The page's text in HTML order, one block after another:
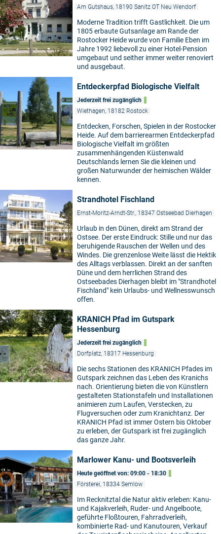
Am Gutshaus, 18190 Sanitz OT Neu Wendorf
Moderne Tradition trifft Gastlichkeit. Die um
1805 erbaute Gutsanlage am Rande der
Rostocker Heide wurde von Familie Eben im
Jahre 1992 liebevoll zu einer Hotel-Pension
umgebaut und seither immer weiter renoviert
und ausgebaut.
Entdeckerpfad Biologische Vielfalt
Jederzeit frei zugänglich
Wiethagen, 18182 Rostock
Entdecken, Forschen, Spielen in der Rostocker
Heide. Auf dem barrierearmen Entdeckerpfad
Biologische Vielfalt im größten
zusammenhängenden Küstenwald
Deutschlands lernen Sie die kleinen und
großen Naturwunder der heimischen Wälder
kennen.
Strandhotel Fischland
Ernst-Moritz-Arndt-Str., 18347 Ostseebad Dierhagen
Urlaub in den Dünen, direkt am Strand der
Ostsee. Der erste Eindruck: Stille und nur das
beruhigende Rauschen der Wellen und des
Windes. Die grenzenlose Weite lässt die Hektik
des Alltags verblassen. Direkt an der sanften
Düne und dem herrlichen Strand des
Ostseebades Dierhagen bleibt im "Strandhotel
Fischland" kein Urlaubs- und Wellnesswunsch
offen.
KRANICH Pfad im Gutspark
Hessenburg
Jederzeit frei zugänglich
Dorfplatz, 18317 Hessenburg
Die sechs Stationen des KRANICH Pfades im
Gutspark zeichnen das Leben des Kranichs
nach. Orientierung bieten die von Künstlern
gestalteten Stationstafeln und Installationen
animieren zum Laufen, Verstecken, zu
Flugversuchen oder zum Kranichtanz. Der
KRANICH Pfad ist immer Ostern bis Oktober
zu erleben, der Gutspark ist frei zugänglich
das ganze Jahr.
Marlower Kanu- und Bootsverleih
Heute geöffnet von: 09:00 - 18:30
Försterei, 18334 Semlow
Im Recknitztal die Natur aktiv erleben: Kanu-
und Kajakverleih, Ruder- und Angelboote,
geführte Floßtouren, Fahrradverleih,
kombinierte Rad- und Kanutouren, Verkauf